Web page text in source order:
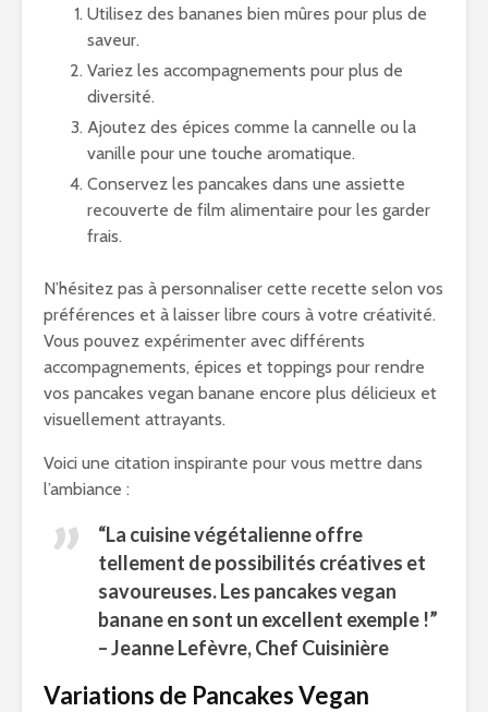
Utilisez des bananes bien mûres pour plus de
saveur.
Variez les accompagnements pour plus de
diversité.
Ajoutez des épices comme la cannelle ou la
vanille pour une touche aromatique.
Conservez les pancakes dans une assiette
recouverte de film alimentaire pour les garder
frais.
N’hésitez pas à personnaliser cette recette selon vos
préférences et à laisser libre cours à votre créativité.
Vous pouvez expérimenter avec différents
accompagnements, épices et toppings pour rendre
vos pancakes vegan banane encore plus délicieux et
visuellement attrayants.
Voici une citation inspirante pour vous mettre dans
l’ambiance :
“La cuisine végétalienne offre
tellement de possibilités créatives et
savoureuses. Les pancakes vegan
banane en sont un excellent exemple !”
– Jeanne Lefèvre, Chef Cuisinière
Variations de Pancakes Vegan